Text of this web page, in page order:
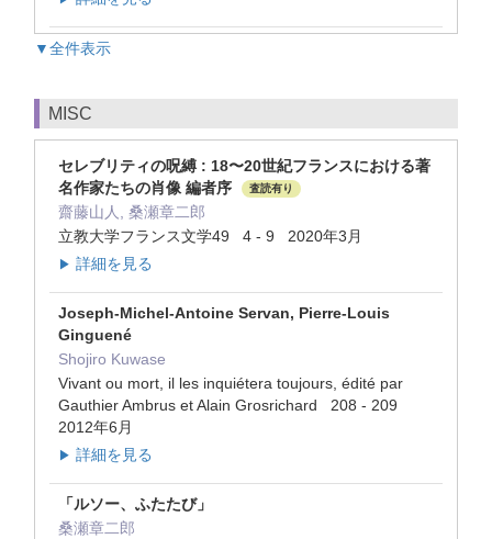
▼全件表示
MISC
セレブリティの呪縛 : 18〜20世紀フランスにおける著
名作家たちの肖像 編者序
査読有り
齋藤山人, 桑瀬章二郎
立教大学フランス文学49 4 - 9 2020年3月
▶ 詳細を見る
Joseph-Michel-Antoine Servan, Pierre-Louis
Ginguené
Shojiro Kuwase
Vivant ou mort, il les inquiétera toujours, édité par
Gauthier Ambrus et Alain Grosrichard 208 - 209
2012年6月
▶ 詳細を見る
「ルソー、ふたたび」
桑瀬章二郎